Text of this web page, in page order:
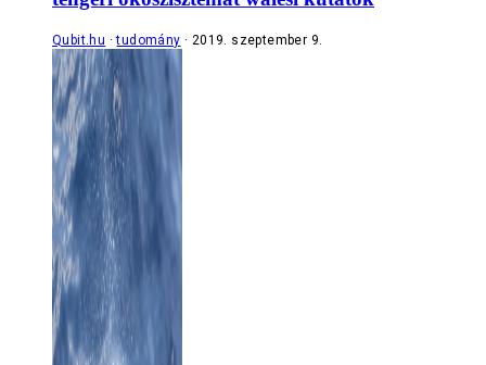
Qubit.hu tudomány 2019. szeptember 9.